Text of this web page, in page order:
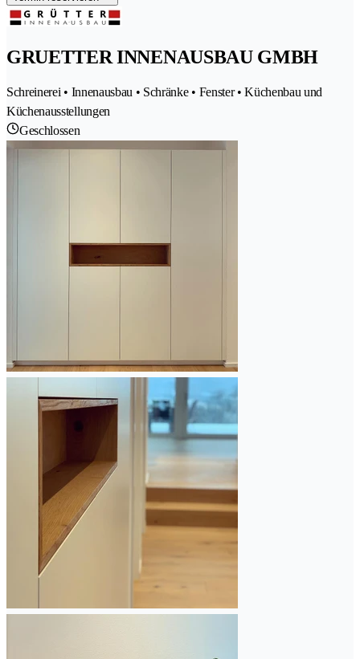
GRUETTER INNENAUSBAU GMBH
Schreinerei • Innenausbau • Schränke • Fenster • Küchenbau und
Küchenausstellungen
Geschlossen